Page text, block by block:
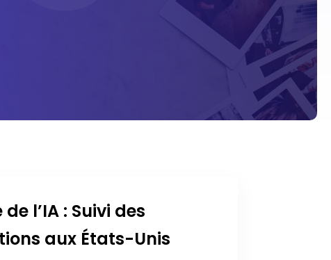
l’IA : Suivi des
aux États-Unis